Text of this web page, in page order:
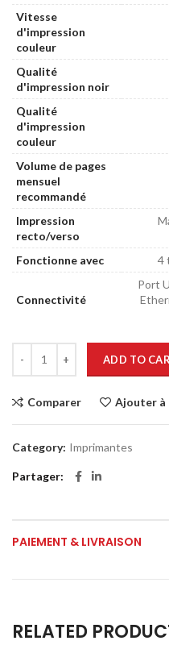
Vitesse
d'impression
couleur
Qualité
d'impression noir
Qualité
d'impression
couleur
Volume de pages
mensuel
recommandé
Impression
recto/verso
Fonctionne avec
4
Connectivité
Port
ADD TO
Comparer Ajouter à
Category: Imprimantes
Partager
PAIEMENT & LIVRAISON
RELATED